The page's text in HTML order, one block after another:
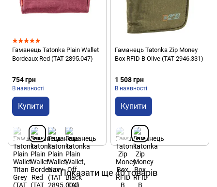
Гаманець Tatonka Plain Wallet
Bordeaux Red (TAT 2895.047)
754 грн
В наявності
Купити
Гаманець Tatonka Zip Money
Box RFID B Olive (TAT 2946.331)
1 508 грн
В наявності
Купити
Показати ще 40 товарів